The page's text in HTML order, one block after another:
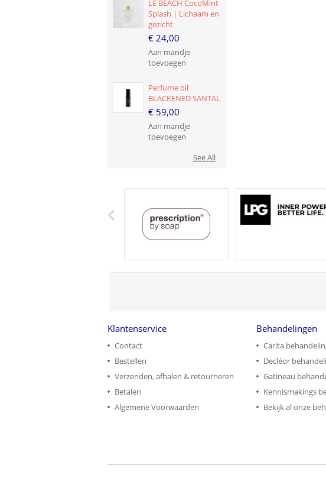
LE BEACH CocoMint
Splash | Lichaam en
gezicht
€ 24,00
Aan mandje
toevoegen
Perfume oil
BLACKENED SANTAL
€ 59,00
Aan mandje
toevoegen
See All
Klantenservice
Contact
Bestellen
Verzenden, afhalen & retourneren
Betalen
Algemene Voorwaarden
Behandelingen
Carita
Decléor
Gatineau
Kennismakings
Bekijk al onze